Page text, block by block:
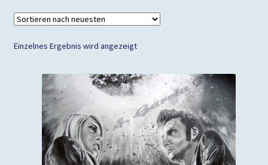
Einzelnes Ergebnis wird angezeigt